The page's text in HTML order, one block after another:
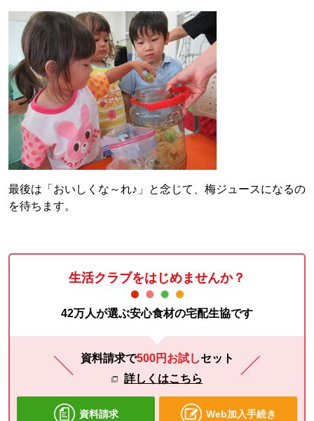
最後は「おいしくな～れ♪」と念じて、梅ジュースになるの
を待ちます。
生活クラブをはじめませんか？
42万人が選ぶ安心食材の宅配生協です
資料請求で500円お試しセット
詳しくはこちら
資料請求 Web加入手続き